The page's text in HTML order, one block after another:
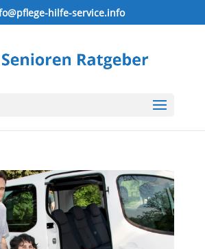
hilfe-service.info